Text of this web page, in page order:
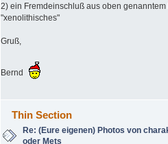
2) ein Fremdeinschluß aus oben
"xenolithisches"
Gruß,
Bernd
Thin Section
Re: (Eure eigenen) Photos von
oder Mets